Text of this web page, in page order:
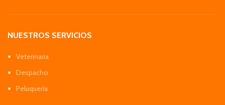
NUESTROS SERVICIOS
Veterinaria
Despacho
Peluquería